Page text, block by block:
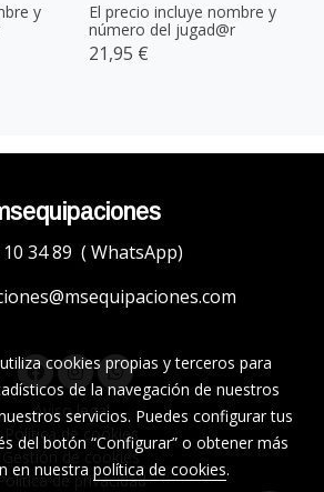
y
El precio incluye nombre y
número del jugad@r
21,95 €
34 89 ( WhatsApp)
Aviso legal
Política de cookies
Gestión de cookies
de privacidad
utiliza cookies propias y terceros para
de la navegación de nuestros
servicios. Puedes configurar tus
del botón “Configurar” o obtener más
en nuestra política de cookies.